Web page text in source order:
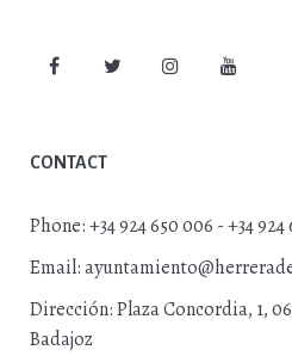
CONTACT
Phone:+34 924 650 006 - +34 924
Email:
Dirección:Plaza Concordia, 1,
Badajoz